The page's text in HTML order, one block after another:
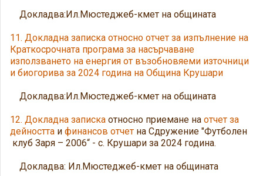
Докладва:Ил.Мюстеджеб-кмет на общината
11. Докладна записка относно отчет за изпълнение на
Краткосрочната програма за насърчаване
използването на енергия от възобновяеми източници
и биогорива за 2024 година на Община Крушари
Докладва:Ил.Мюстеджеб-кмет на общината
12. Докладна записка относно приемане на отчет за
дейността и финансов отчет на Сдружение "Футболен
клуб Заря – 2006“ - с. Крушари за 2024 година.
Докладва: Ил.Мюстеджеб-кмет на общината